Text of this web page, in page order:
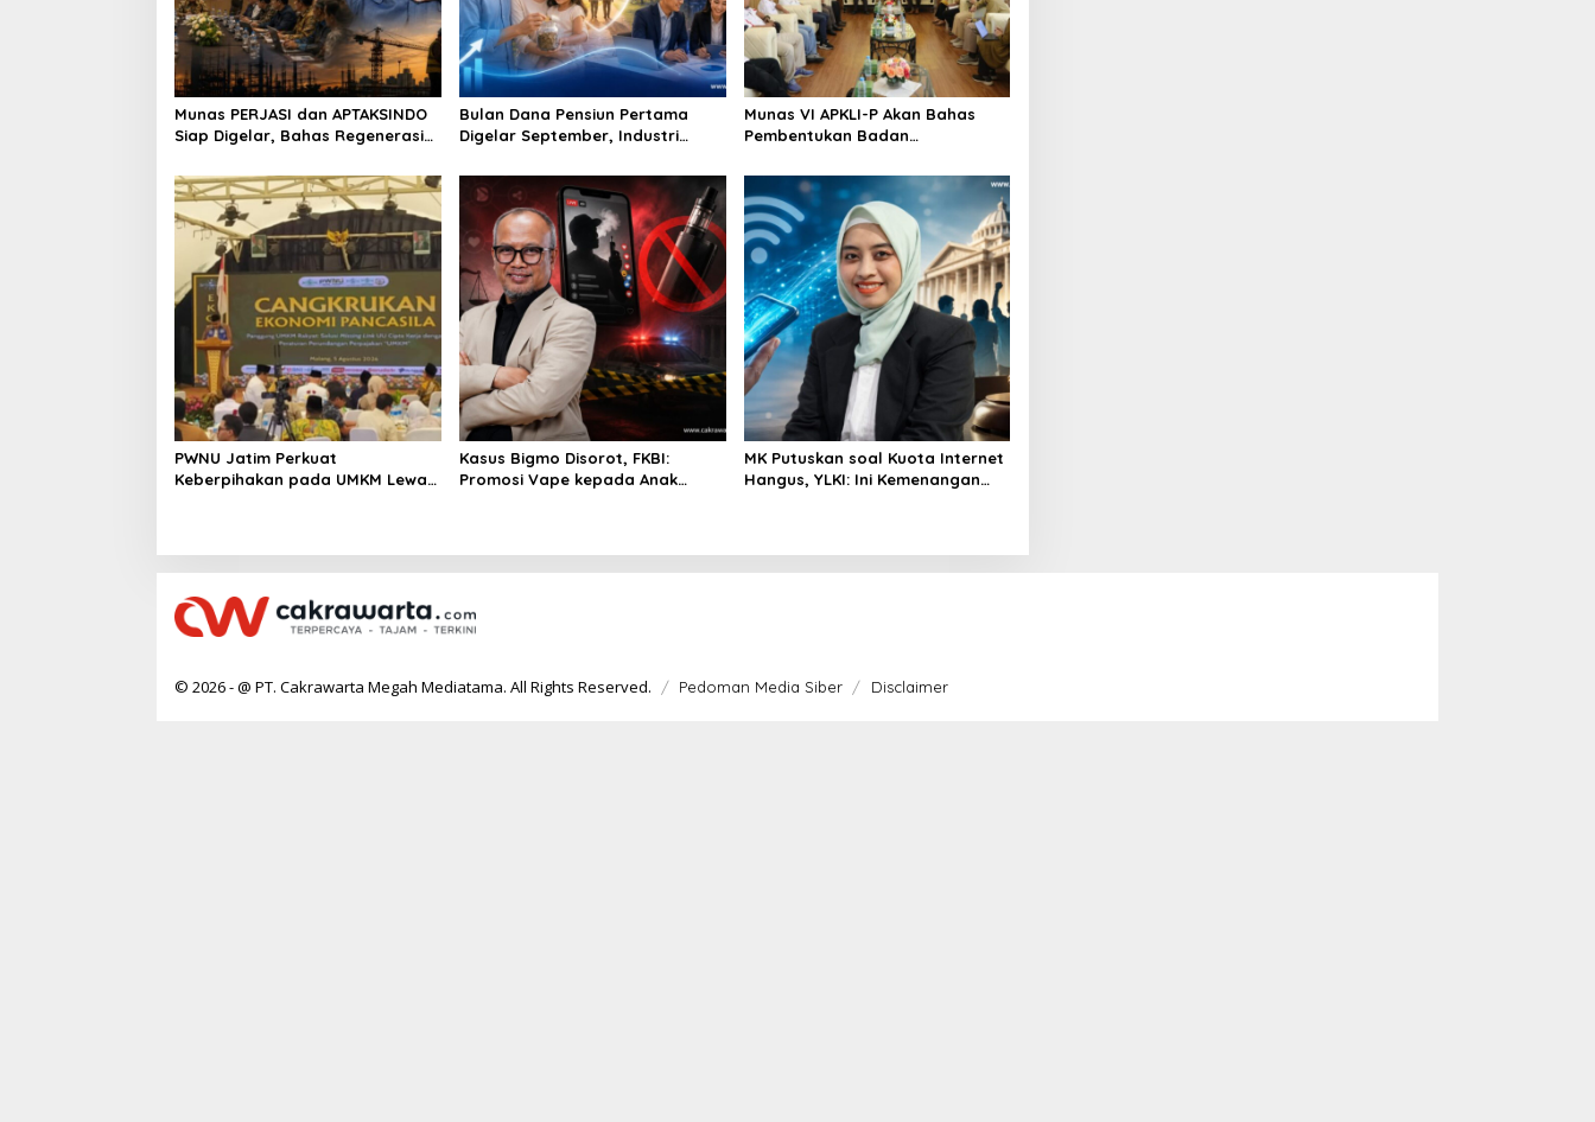
Munas PERJASI dan APTAKSINDO
Siap Digelar, Bahas Regenerasi
Bulan Dana Pensiun Pertama
Digelar September, Industri
Berkelanjutan
Munas VI APKLI-P Akan Bahas
Pembentukan Badan
Penting Hadapi Bonus Demografi
PWNU Jatim Perkuat
Keberpihakan pada UMKM Lewat
Kasus Bigmo Disorot, FKBI:
Promosi Vape kepada Anak
MK Putuskan soal Kuota Internet
Hangus, YLKI: Ini Kemenangan
© 2026 - @ PT. Cakrawarta Megah Mediatama. All Rights Reserved. Pedoman Media Siber Disclaimer